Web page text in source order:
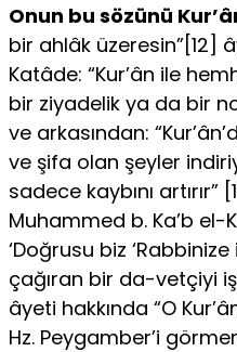
Onun bu sözünü
bir ahlâk üzeresin”[12]
Katâde: “Kur’ân ile
bir ziyadelik ya da bir
ve arkasından:
ve şi­fa olan şeyler
sadece kaybını
Muhammed b. Ka’b el-
‘Doğrusu biz
çağıran bir da-vetçiyi
âyeti hakkında “O
Hz. Peygamber’i